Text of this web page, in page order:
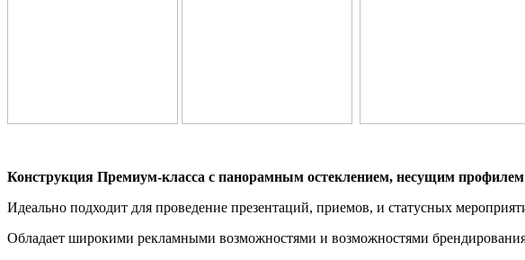
Конструкция Премиум-класса с панорамным остеклением, несущим
Идеально подходит для проведение презентаций, приемов, и статусных
Обладает широкими рекламными возможностями и возможностями